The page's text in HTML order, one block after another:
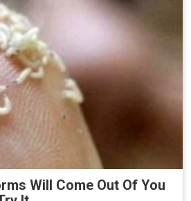
Will Come Out Of You